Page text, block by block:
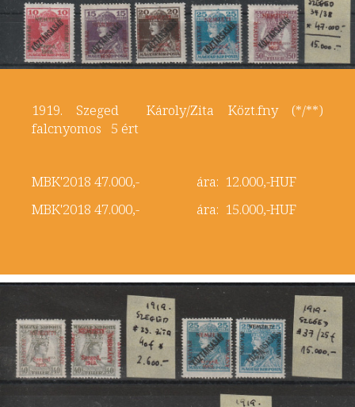
1919. Szeged Károly/Zita Közt.fny (*/**)
falcnyomos 5 ért
MBK'2018 47.000,- ára: 12.000,-HUF
MBK'2018 47.000,- ára: 15.000,-HUF